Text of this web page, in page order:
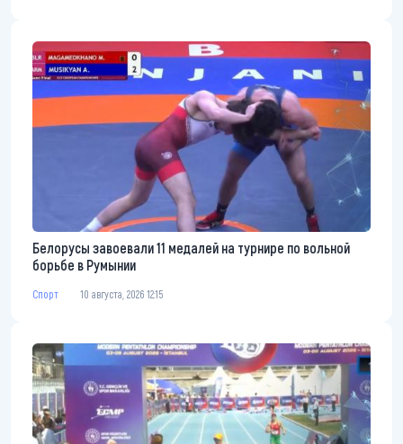
Белорусы завоевали 11 медалей на турнире по вольной
борьбе в Румынии
Спорт 10 августа, 2026 12:15